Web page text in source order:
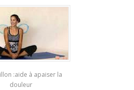
:aide à apaiser la
douleur